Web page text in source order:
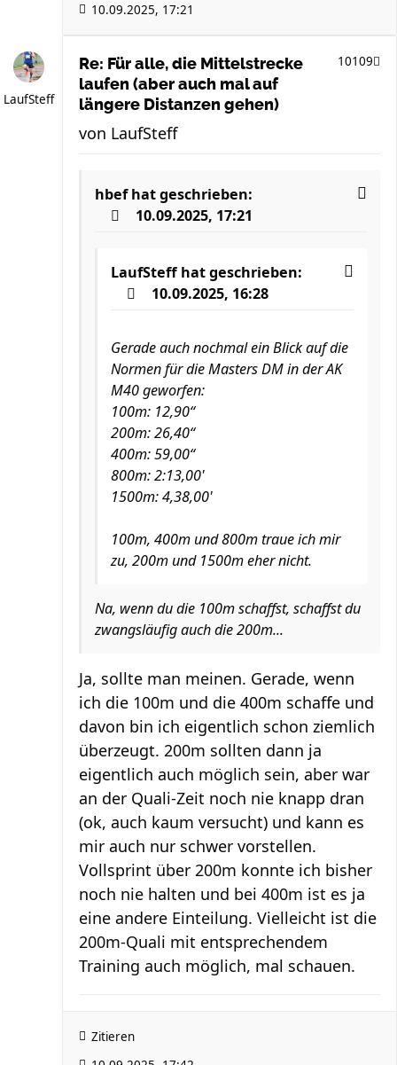
10.09.2025, 17:21
LaufSteff
Re: Für alle, die Mittelstrecke
laufen (aber auch mal auf
längere Distanzen gehen)
10109
von LaufSteff
hbefhat geschrieben:
10.09.2025, 17:21
LaufSteffhat geschrieben:
10.09.2025, 16:28
Gerade auch nochmal ein Blick auf die
Normen für die Masters DM in der AK
M40 geworfen:
100m: 12,90“
200m: 26,40“
400m: 59,00“
800m: 2:13,00'
1500m: 4,38,00'
100m, 400m und 800m traue ich mir
zu, 200m und 1500m eher nicht.
Na, wenn du die 100m schaffst, schaffst du
zwangsläufig auch die 200m...
Ja, sollte man meinen. Gerade, wenn
ich die 100m und die 400m schaffe und
davon bin ich eigentlich schon ziemlich
überzeugt. 200m sollten dann ja
eigentlich auch möglich sein, aber war
an der Quali-Zeit noch nie knapp dran
(ok, auch kaum versucht) und kann es
mir auch nur schwer vorstellen.
Vollsprint über 200m konnte ich bisher
noch nie halten und bei 400m ist es ja
eine andere Einteilung. Vielleicht ist die
200m-Quali mit entsprechendem
Training auch möglich, mal schauen.
Zitieren